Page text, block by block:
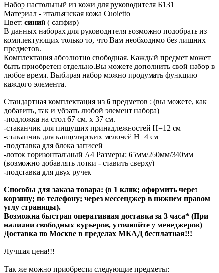
Набор настольный из кожи для руководителя Б131
Материал - итальянская кожа Cuoietto.
Цвет: синий ( сапфир)
В данных наборах для руководителя возможно подобрать из
комплектующих только то, что Вам необходимо без лишних
предметов.
Комплектация абсолютно свободная. Каждый предмет может
быть приобретен отдельно.Вы можете дополнить свой набор в
любое время. Выбирая набор можно продумать функцию
каждого элемента.
Стандартная комплектация из 6 предметов : (вы можете, как
добавить, так и убрать любой элемент набора)
-подложка на стол 67 см. х 37 см.
-стаканчик для пишущих принадлежностей H=12 см
-стаканчик для канцелярских мелочей H=4 см
-подставка для блока записей
-лоток горизонтальный А4 Размеры: 65мм/260мм/340мм
(возможно добавлять лотки - ставить сверху)
-подставка для двух ручек
Способы для заказа товара: (в 1 клик; оформить через
корзину; по телефону; через мессенджер в нижнем правом
углу страницы).
Возможна быстрая оперативная доставка за 3 часа* (При
наличии свободных курьеров, уточняйте у менеджеров)
Доставка по Москве в пределах МКАД бесплатная!!!
Лучшая цена!!!
Так же можно приобрести следующие предметы: